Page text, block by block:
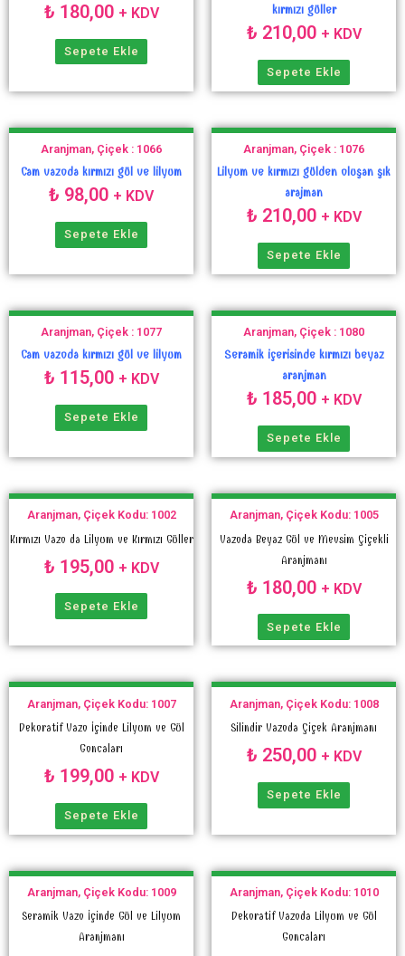
₺ 180,00 + KDV
Sepete Ekle
kırmızı güller
₺ 210,00 + KDV
Sepete Ekle
Aranjman, Çiçek : 1066
Cam vazoda kırmızı gül ve lilyum
₺ 98,00 + KDV
Sepete Ekle
Aranjman, Çiçek : 1076
Lilyum ve kırmızı gülden oluşan şık
arajman
₺ 210,00 + KDV
Sepete Ekle
Aranjman, Çiçek : 1077
Cam vazoda kırmızı gül ve lilyum
₺ 115,00 + KDV
Sepete Ekle
Aranjman, Çiçek : 1080
Seramik içerisinde kırmızı beyaz
aranjman
₺ 185,00 + KDV
Sepete Ekle
Aranjman, Çiçek Kodu: 1002
Kırmızı Vazo da Lilyum ve Kırmızı Güller
₺ 195,00 + KDV
Sepete Ekle
Aranjman, Çiçek Kodu: 1005
Vazoda Beyaz Gül ve Mevsim Çiçekli
Aranjmanı
₺ 180,00 + KDV
Sepete Ekle
Aranjman, Çiçek Kodu: 1007
Dekoratif Vazo İçinde Lilyum ve Gül
Goncaları
₺ 199,00 + KDV
Sepete Ekle
Aranjman, Çiçek Kodu: 1008
Silindir Vazoda Çiçek Aranjmanı
₺ 250,00 + KDV
Sepete Ekle
Aranjman, Çiçek Kodu: 1009
Seramik Vazo İçinde Gül ve Lilyum
Aranjmanı
Aranjman, Çiçek Kodu: 1010
Dekoratif Vazoda Lilyum ve Gül
Goncaları